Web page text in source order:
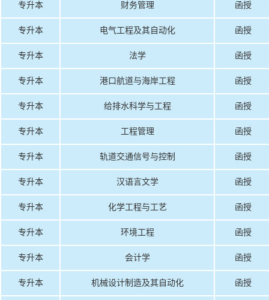
专升本 财务管理 函授
专升本 电气工程及其自动化 函授
专升本 法学 函授
专升本 港口航道与海岸工程 函授
专升本 给排水科学与工程 函授
专升本 工程管理 函授
专升本 轨道交通信号与控制 函授
专升本 汉语言文学 函授
专升本 化学工程与工艺 函授
专升本 环境工程 函授
专升本 会计学 函授
专升本 机械设计制造及其自动化 函授